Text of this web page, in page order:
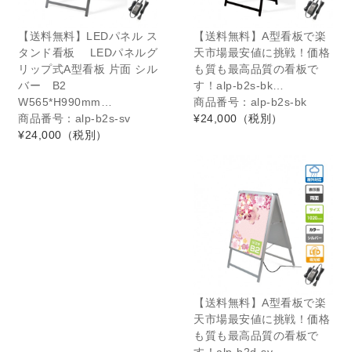
【送料無料】LEDパネル ス
タンド看板 LEDパネルグ
リップ式A型看板 片面 シル
バー B2
W565*H990mm…
商品番号：alp-b2s-sv
¥24,000 （税別）
【送料無料】A型看板で楽
天市場最安値に挑戦！価格
も質も最高品質の看板で
す！alp-b2s-bk…
商品番号：alp-b2s-bk
¥24,000 （税別）
【送料無料】A型看板で楽
天市場最安値に挑戦！価格
も質も最高品質の看板で